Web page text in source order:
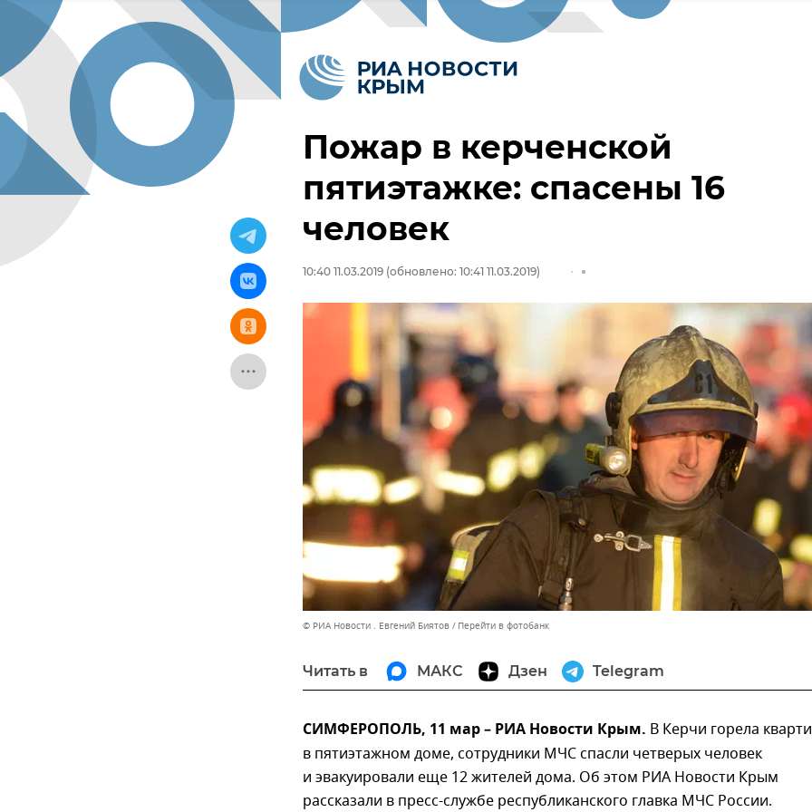
Пожар в керченской
пятиэтажке: спасены 16
человек
10:40 11.03.2019 (обновлено: 10:41 11.03.2019)
© РИА Новости . Евгений Биятов Перейти в фотобанк
Читать в МАКС Дзен Telegram
СИМФЕРОПОЛЬ, 11 мар – РИА Новости Крым. В Керчи горела
в пятиэтажном доме, сотрудники МЧС спасли четверых человек
и эвакуировали еще 12 жителей дома. Об этом РИА Новости Крым
рассказали в пресс-службе республиканского главка МЧС России.